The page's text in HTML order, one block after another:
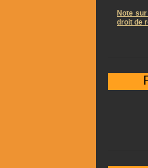
Note
droit de